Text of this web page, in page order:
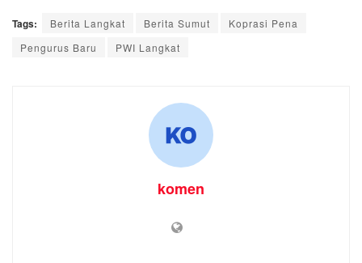
Tags: Berita Langkat Berita Sumut
Koprasi Pena
Pengurus Baru
PWI Langkat
komen